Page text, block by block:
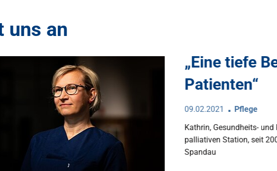
uns an
„Eine tiefe
Patienten“
09.02.2021
Pflege
Kathrin, Gesundheits- und
palliativen Station, seit 2000 im
Spandau